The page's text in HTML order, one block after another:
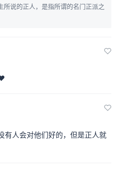
所说的正人，是指所谓的名门正派之
有人会对他们好的，但是正人就